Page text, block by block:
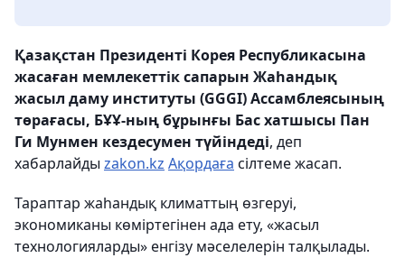
Қазақстан Президенті Корея Республикасына
жасаған мемлекеттік сапарын Жаһандық
жасыл даму институты (GGGI) Ассамблеясының
төрағасы, БҰҰ-ның бұрынғы Бас хатшысы Пан
Ги Мунмен кездесумен түйіндеді, деп
хабарлайды zakon.kz Ақордаға сілтеме жасап.
Тараптар жаһандық климаттың өзгеруі,
экономиканы көміртегінен ада ету, «жасыл
технологияларды» енгізу мәселелерін талқылады.